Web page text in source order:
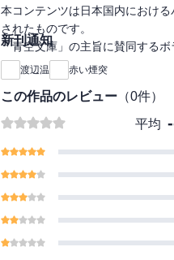
本コンテンツは日本国内におけ
されたものです。
「青空文庫」の主旨に賛同する
新刊通知
渡辺温 赤い煙突
この作品のレビュー （0件）
平均